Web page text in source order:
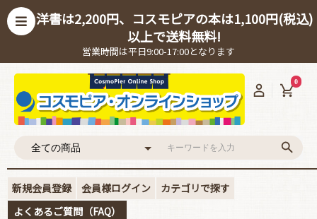
洋書は2,200円、コスモピアの本は1,100円(税込)
以上で送料無料!
営業時間は平日9:00-17:00となります
0
新規会員登録 会員様ログイン
カテゴリで探す
よくあるご質問（FAQ）